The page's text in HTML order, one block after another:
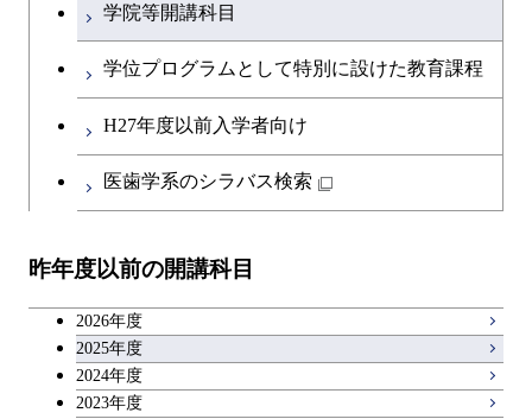
英語科目
第二外国語科目
キャリア科目
学院等開講科目
学位プログラムとして特別に設けた教育課程
H27年度以前入学者向け
医歯学系のシラバス検索
昨年度以前の開講科目
2026年度
2025年度
2024年度
2023年度